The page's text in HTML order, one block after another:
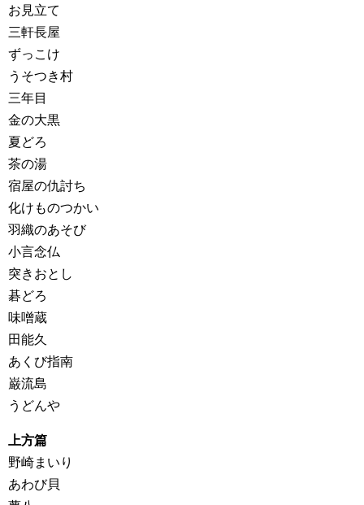
お見立て
三軒長屋
ずっこけ
うそつき村
三年目
金の大黒
夏どろ
茶の湯
宿屋の仇討ち
化けものつかい
羽織のあそび
小言念仏
突きおとし
碁どろ
味噌蔵
田能久
あくび指南
巌流島
うどんや
上方篇
野崎まいり
あわび貝